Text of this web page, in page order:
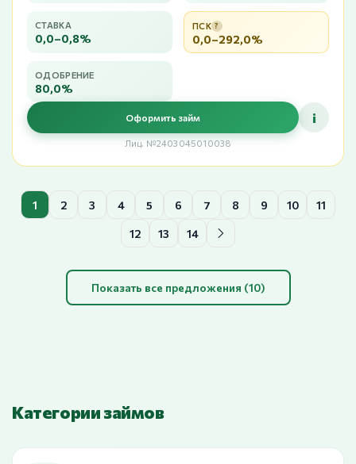
СТАВКА
0,0–0,8%
ПСК ?
0,0–292,0%
ОДОБРЕНИЕ
80,0%
Оформить займ i
Лиц. №2403045010038
1 2 3 4 5 6 7 8 9 10 11
12 13 14
Показать все предложения (10)
Категории займов